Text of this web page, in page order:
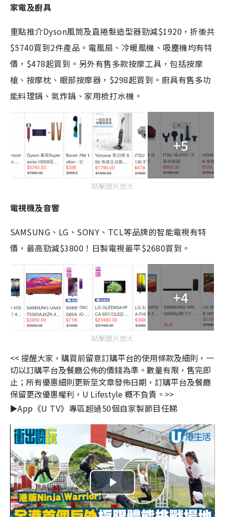
家電及廚具
重點推介Dyson風筒及直捲髮造型器勁減$1920，折後共
$5740買到2件產品。電風扇、冷暖風機、吸塵機均有特
價，$478起買到。另外有售多款按摩工具，包括按摩
槍、按摩枕、眼部按摩器，$298起買到。廚具有售多功
能料理鍋、氣炸鍋、家用梳打水機。
+5
點擊圖片放大
電視機及音響
SAMSUNG、LG、SONY、TCL等品牌的智能電視有特
價，最高勁減$3800！日製電視最平$2680買到。
+4
點擊圖片放大
<< 提醒大家，購買前留意訂購平台的使用條款及細則，一
切以訂購平台及餐廳公佈的價錢為準。數量有限，售完即
止；所有優惠細則更新至文章發佈日期，訂購平台及餐廳
保留更改優惠權利，U Lifestyle 概不負責。>>
►App《U TV》專區超過50個自家製節目任睇
P